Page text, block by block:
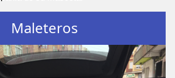
Maleteros